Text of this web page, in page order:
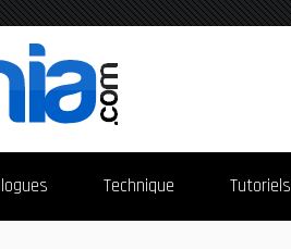
Technique Tutoriels